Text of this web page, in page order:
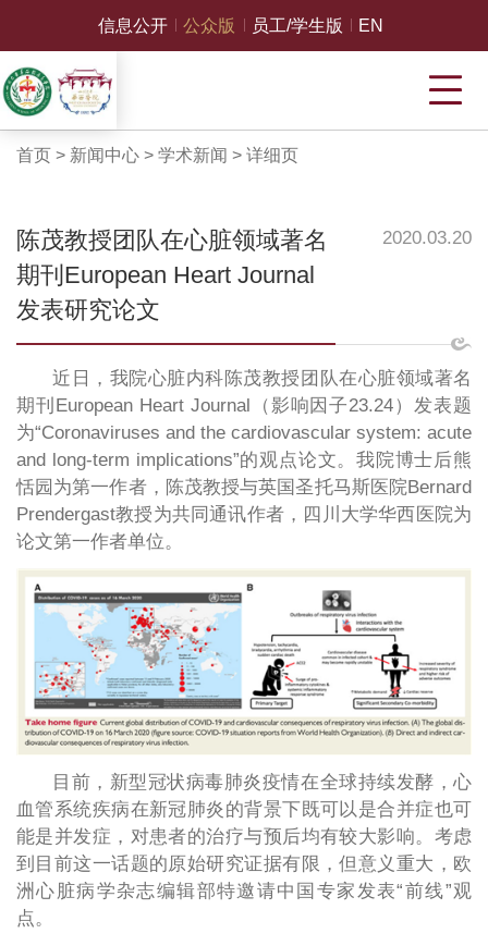
信息公开 公众版 员工/学生版 EN
首页 > 新闻中心> 学术新闻 > 详细页
陈茂教授团队在心脏领域著名
期刊European Heart Journal
发表研究论文
2020.03.20
近日，我院心脏内科陈茂教授团队在心脏领域著名
期刊European Heart Journal（影响因子23.24）发表题
为“Coronaviruses and the cardiovascular system: acute
and long-term implications”的观点论文。我院博士后熊
恬园为第一作者，陈茂教授与英国圣托马斯医院Bernard
Prendergast教授为共同通讯作者，四川大学华西医院为
论文第一作者单位。
目前，新型冠状病毒肺炎疫情在全球持续发酵，心
血管系统疾病在新冠肺炎的背景下既可以是合并症也可
能是并发症，对患者的治疗与预后均有较大影响。考虑
到目前这一话题的原始研究证据有限，但意义重大，欧
洲心脏病学杂志编辑部特邀请中国专家发表“前线”观
点。